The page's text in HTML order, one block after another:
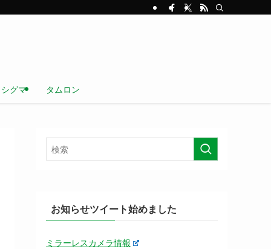
シグマ タムロン
お知らせツイート始めました
ミラーレスカメラ情報